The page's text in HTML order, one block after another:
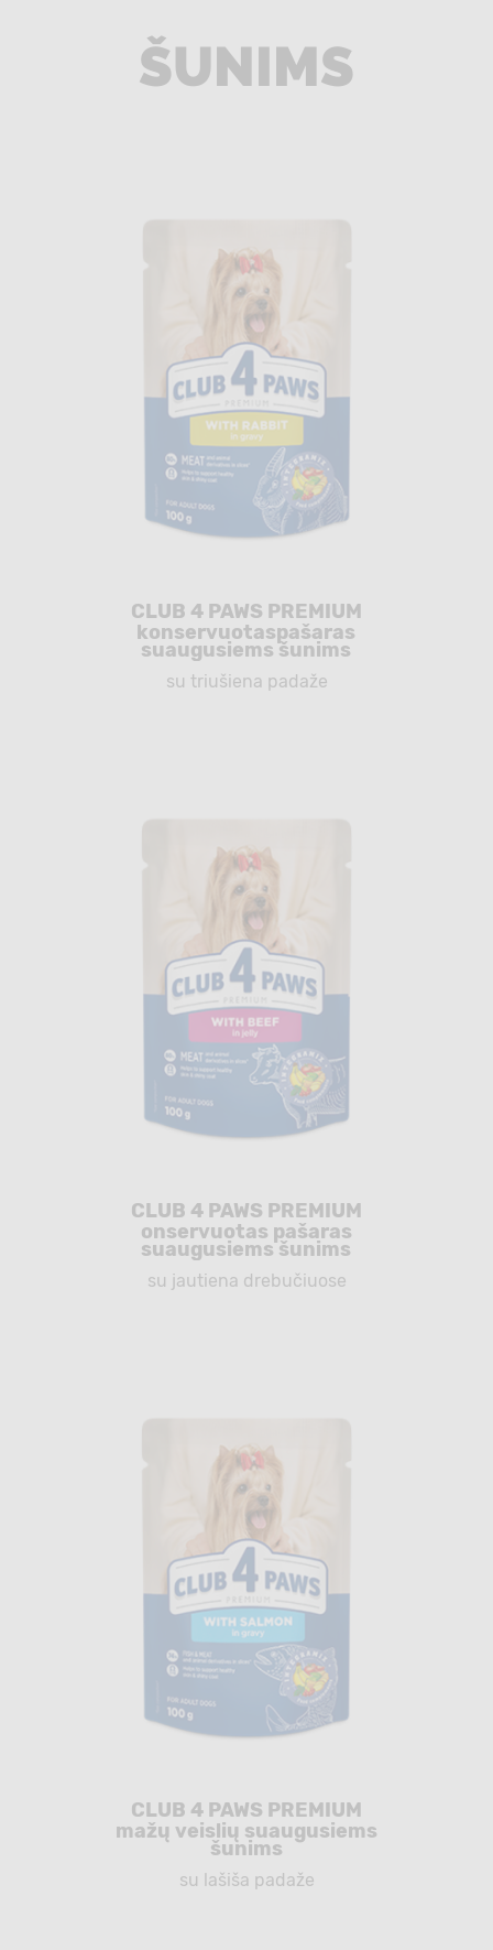
ŠUNIMS
CLUB 4 PAWS PREMIUM
konservuotaspašaras
suaugusiems šunims
su triušiena padaže
CLUB 4 PAWS PREMIUM
onservuotas pašaras
suaugusiems šunims
su jautiena drebučiuose
CLUB 4 PAWS PREMIUM
mažų veislių suaugusiems
šunims
su lašiša padaže